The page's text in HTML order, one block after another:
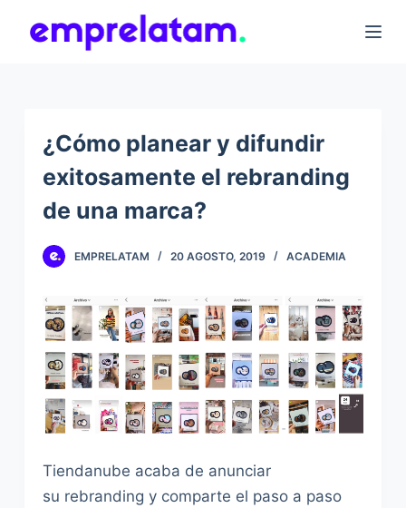
¿Cómo planear y difundir
exitosamente el rebranding
de una marca?
EMPRELATAM 20 AGOSTO, 2019 ACADEMIA
Tiendanube acaba de anunciar
su rebranding y comparte el paso a paso